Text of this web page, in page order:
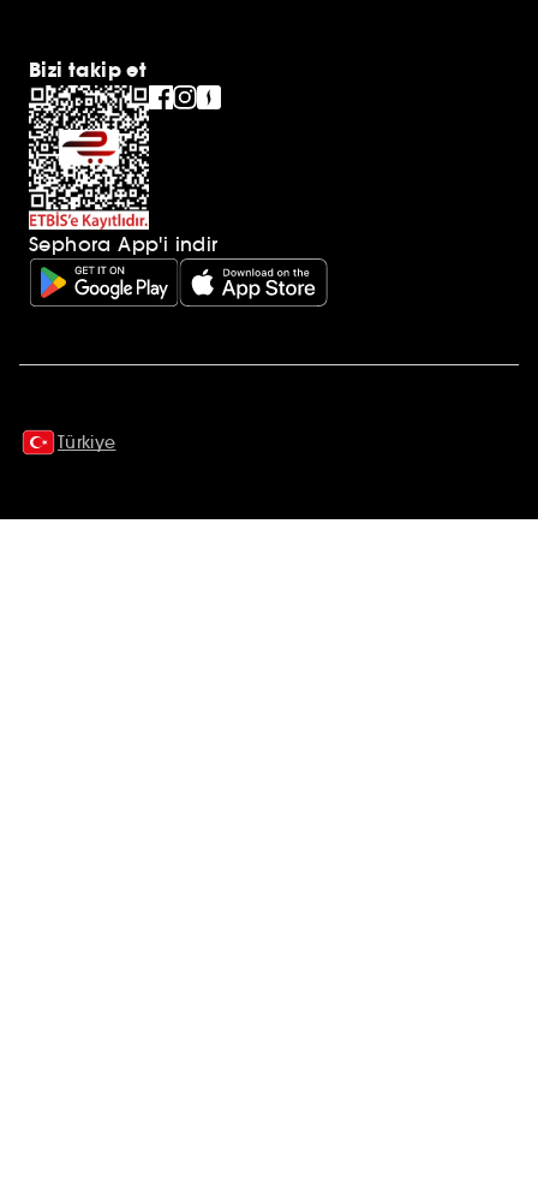
Bizi takip et
Sephora App'i indir
Türkiye